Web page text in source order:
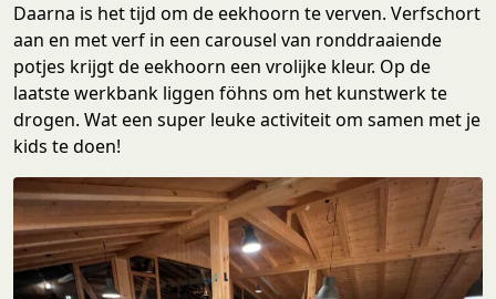
Daarna is het tijd om de eekhoorn te verven. Verfschort
aan en met verf in een carousel van ronddraaiende
potjes krijgt de eekhoorn een vrolijke kleur. Op de
laatste werkbank liggen föhns om het kunstwerk te
drogen. Wat een super leuke activiteit om samen met je
kids te doen!